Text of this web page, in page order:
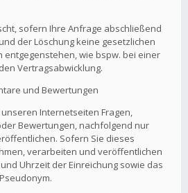
sofern Ihre Anfrage abschließend
der Löschung keine gesetzlichen
wie bspw. bei einer
Vertragsabwicklung.
und Bewertungen
Internetseiten Fragen,
Bewertungen, nachfolgend nur
Sofern Sie dieses
verarbeiten und veröffentlichen
Uhrzeit der Einreichung sowie das